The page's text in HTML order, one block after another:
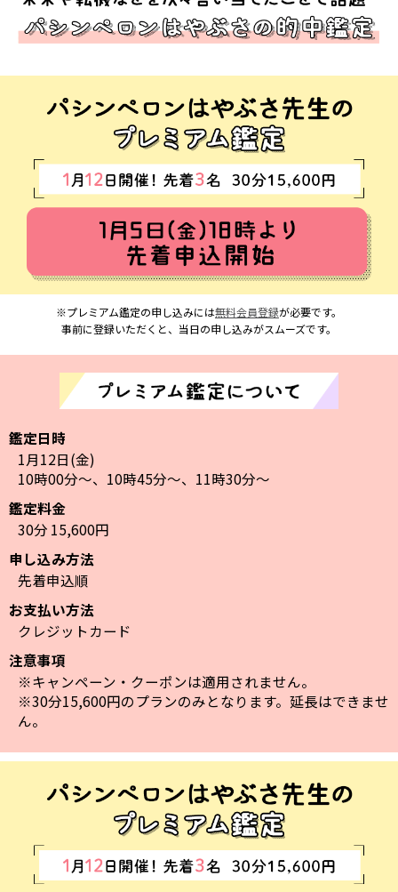
※プレミアム鑑定の申し込みには無料会員登録が必要です。
事前に登録いただくと、当日の申し込みがスムーズです。
鑑定日時
1月12日(金)
10時00分～、10時45分～、11時30分～
鑑定料金
30分 15,600円
申し込み方法
先着申込順
お支払い方法
クレジットカード
注意事項
※キャンペーン・クーポンは適用されません。
※30分15,600円のプランのみとなります。延長はできませ
ん。